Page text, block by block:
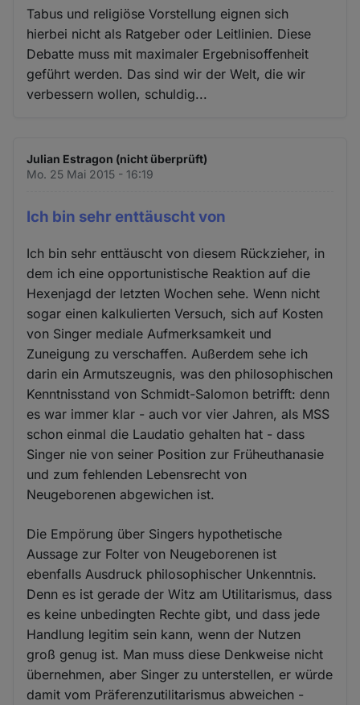
Tabus und religiöse Vorstellung eignen sich
hierbei nicht als Ratgeber oder Leitlinien. Diese
Debatte muss mit maximaler Ergebnisoffenheit
geführt werden. Das sind wir der Welt, die wir
verbessern wollen, schuldig...
Julian Estragon (nicht überprüft)
Mo. 25 Mai 2015 - 16:19
Ich bin sehr enttäuscht von
Ich bin sehr enttäuscht von diesem Rückzieher, in
dem ich eine opportunistische Reaktion auf die
Hexenjagd der letzten Wochen sehe. Wenn nicht
sogar einen kalkulierten Versuch, sich auf Kosten
von Singer mediale Aufmerksamkeit und
Zuneigung zu verschaffen. Außerdem sehe ich
darin ein Armutszeugnis, was den philosophischen
Kenntnisstand von Schmidt-Salomon betrifft: denn
es war immer klar - auch vor vier Jahren, als MSS
schon einmal die Laudatio gehalten hat - dass
Singer nie von seiner Position zur Früheuthanasie
und zum fehlenden Lebensrecht von
Neugeborenen abgewichen ist.
Die Empörung über Singers hypothetische
Aussage zur Folter von Neugeborenen ist
ebenfalls Ausdruck philosophischer Unkenntnis.
Denn es ist gerade der Witz am Utilitarismus, dass
es keine unbedingten Rechte gibt, und dass jede
Handlung legitim sein kann, wenn der Nutzen
groß genug ist. Man muss diese Denkweise nicht
übernehmen, aber Singer zu unterstellen, er würde
damit vom Präferenzutilitarismus abweichen -